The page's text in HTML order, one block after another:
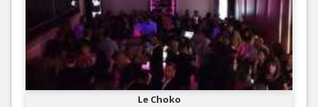
Le Choko